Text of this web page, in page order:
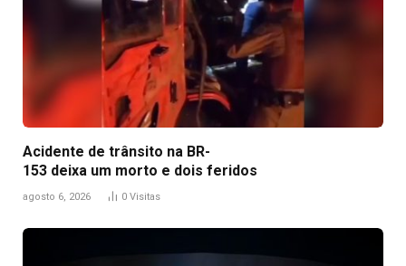
Acidente de trânsito na BR-
153 deixa um morto e dois feridos
agosto 6, 2026 0 Visitas